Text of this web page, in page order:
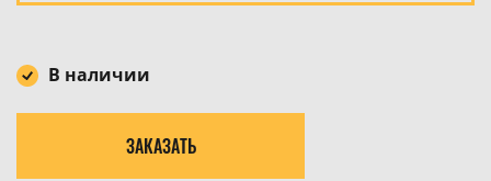
В наличии
ЗАКАЗАТЬ